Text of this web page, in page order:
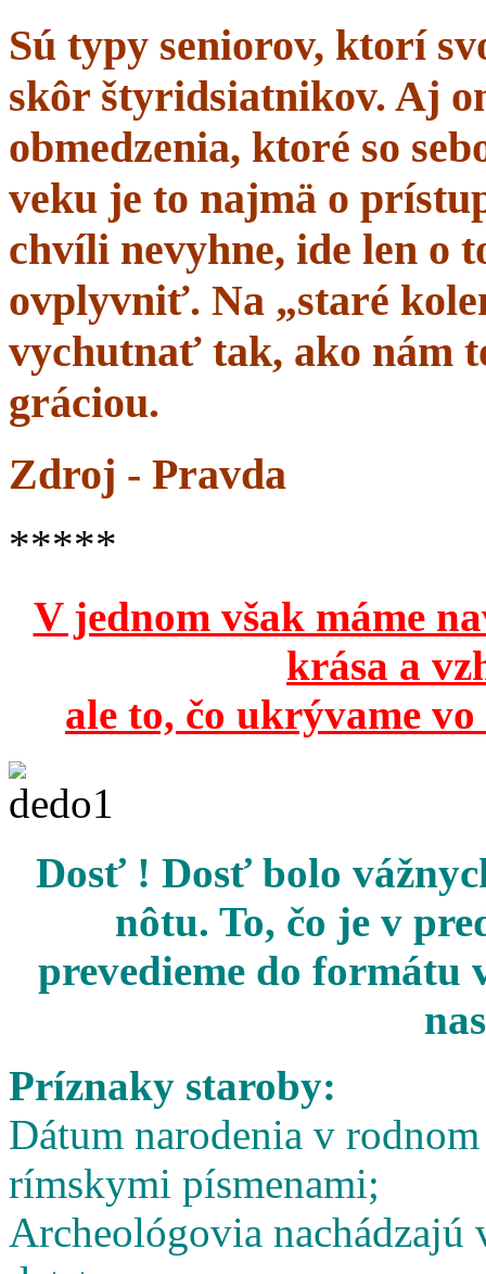
Sú typy seniorov, ktorí
skôr štyridsiatnikov. Aj
obmedzenia, ktoré so
veku je to najmä o
chvíli nevyhne, ide len o
ovplyvniť. Na „staré
vychutnať tak, ako nám
gráciou.
Zdroj - Pravda
*****
V jednom však máme
krása a
ale to, čo ukrývame
Dosť ! Dosť bolo
nôtu. To, čo je v
prevedieme do formátu
Príznaky staroby:
Dátum narodenia v
rímskymi písmenami;
Archeológovia nachádzajú